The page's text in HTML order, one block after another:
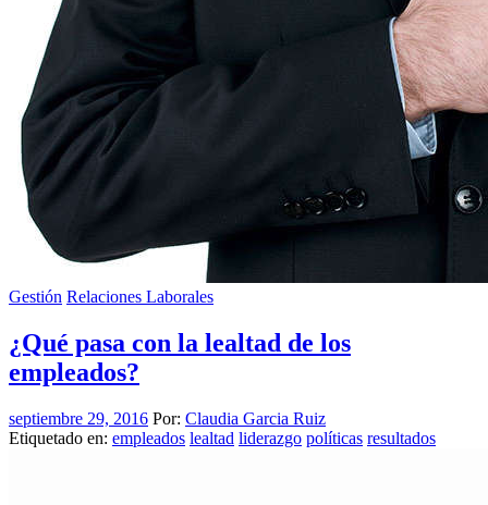
Gestión Relaciones Laborales
¿Qué pasa con la lealtad de los
empleados?
septiembre 29, 2016 Por: Claudia Garcia Ruiz
Etiquetado en: empleados lealtad liderazgo políticas resultados